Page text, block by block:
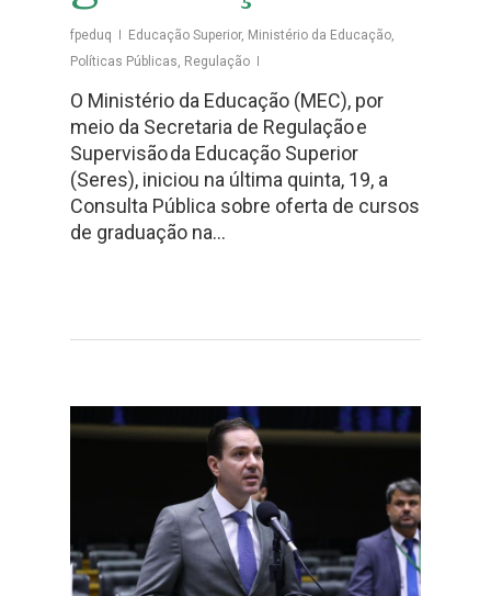
fpeduq Educação Superior, Ministério da Educação,
Políticas Públicas, Regulação
O Ministério da Educação (MEC), por
meio da Secretaria de Regulação e
Supervisão da Educação Superior
(Seres), iniciou na última quinta, 19, a
Consulta Pública sobre oferta de cursos
de graduação na…